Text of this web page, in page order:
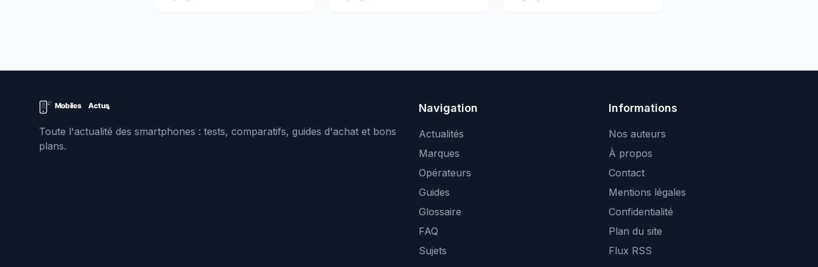
Toute l'actualité des smartphones : tests, comparatifs, guides d'achat et bons
plans.
Navigation
Actualités
Marques
Opérateurs
Guides
Glossaire
FAQ
Sujets
Informations
Nos auteurs
À propos
Contact
Mentions légales
Confidentialité
Plan du site
Flux RSS